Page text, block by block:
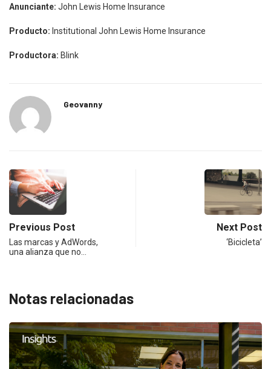
Anunciante: John Lewis Home Insurance
Producto: Institutional John Lewis Home Insurance
Productora: Blink
Geovanny
Previous Post
Las marcas y AdWords,
una alianza que no…
Next Post
‘Bicicleta’
Notas relacionadas